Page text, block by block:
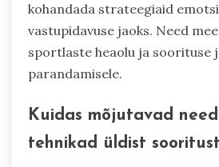
kohandada strateegiaid
vastupidavuse jaoks. Need
sportlaste heaolu ja soorituse
parandamisele.
Kuidas mõjutavad
tehnikad üldist